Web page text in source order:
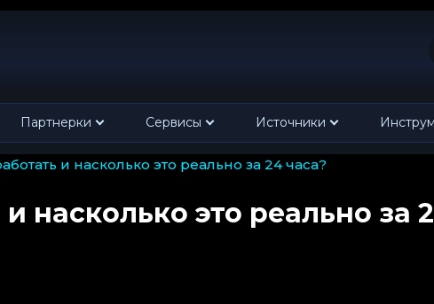
Партнерки Сервисы Источники
и насколько это реально за 24 часа?
насколько это реально за